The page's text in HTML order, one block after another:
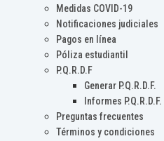
Medidas COVID-19
Notificaciones judiciales
Pagos en línea
Póliza estudiantil
P.Q.R.D.F
Generar P.Q.R.D.F.
Informes P.Q.R.D.F.
Preguntas frecuentes
Términos y condiciones